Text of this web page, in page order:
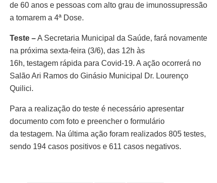
de 60 anos e pessoas com alto grau de imunossupressão
a tomarem a 4ª Dose.
Teste –A Secretaria Municipal da Saúde, fará novamente
na próxima sexta-feira (3/6), das 12h às
16h, testagem rápida para Covid-19. A ação ocorrerá no
Salão Ari Ramos do Ginásio Municipal Dr. Lourenço
Quilici.
Para a realização do teste é necessário apresentar
documento com foto e preencher o formulário
da testagem. Na última ação foram realizados 805 testes,
sendo 194 casos positivos e 611 casos negativos.